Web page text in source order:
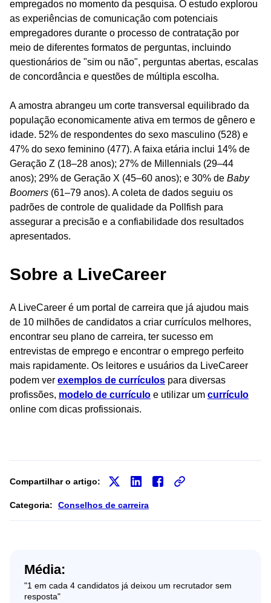
empregados no momento da pesquisa. O estudo explorou
as experiências de comunicação com potenciais
empregadores durante o processo de contratação por
meio de diferentes formatos de perguntas, incluindo
questionários de "sim ou não", perguntas abertas, escalas
de concordância e questões de múltipla escolha.
A amostra abrangeu um corte transversal equilibrado da
população economicamente ativa em termos de gênero e
idade. 52% de respondentes do sexo masculino (528) e
47% do sexo feminino (477). A faixa etária inclui 14% de
Geração Z (18–28 anos); 27% de Millennials (29–44
anos); 29% de Geração X (45–60 anos); e 30% de Baby
Boomers (61–79 anos). A coleta de dados seguiu os
padrões de controle de qualidade da Pollfish para
assegurar a precisão e a confiabilidade dos resultados
apresentados.
Sobre a LiveCareer
A LiveCareer é um portal de carreira que já ajudou mais
de 10 milhões de candidatos a criar currículos melhores,
encontrar seu plano de carreira, ter sucesso em
entrevistas de emprego e encontrar o emprego perfeito
mais rapidamente. Os leitores e usuários da LiveCareer
podem ver exemplos de currículos para diversas
profissões, modelo de currículo e utilizar um currículo
online com dicas profissionais.
Compartilhar o artigo:
Categoria: Conselhos de carreira
Média:
"1 em cada 4 candidatos já deixou um recrutador sem
resposta"